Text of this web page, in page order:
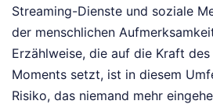
Streaming-Dienste und soziale
der menschlichen
Erzählweise, die auf die Kraft
Moments setzt, ist in diesem
Risiko, das niemand mehr